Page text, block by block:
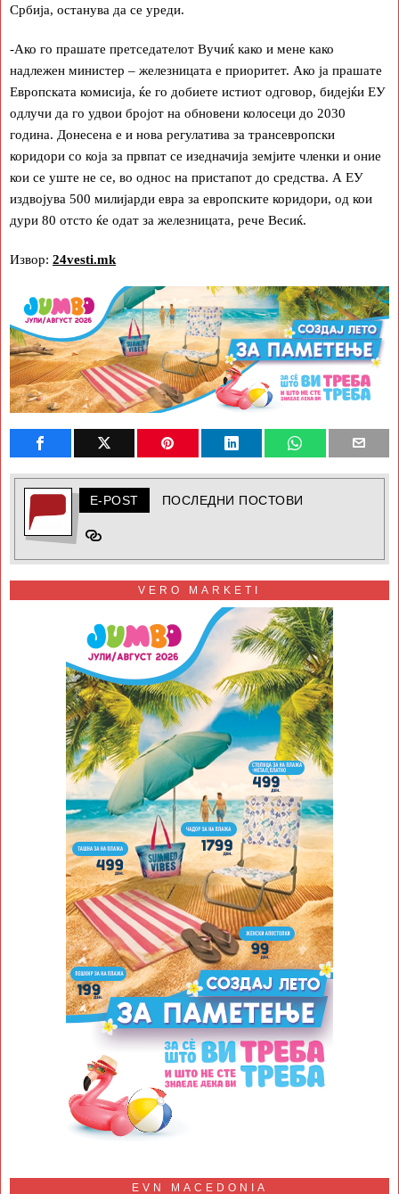
Србија, останува да се уреди.
-Ако го прашате претседателот Вучиќ како и мене како
надлежен министер – железницата е приоритет. Ако ја прашате
Европската комисија, ќе го добиете истиот одговор, бидејќи ЕУ
одлучи да го удвои бројот на обновени колосеци до 2030
година. Донесена е и нова регулатива за трансевропски
коридори со која за првпат се изедначија земјите членки и оние
кои се уште не се, во однос на пристапот до средства. А ЕУ
издвојува 500 милијарди евра за европските коридори, од кои
дури 80 отсто ќе одат за железницата, рече Весиќ.
Извор: 24vesti.mk
E-POST ПОСЛЕДНИ ПОСТОВИ
VERO MARKETI
EVN MACEDONIA